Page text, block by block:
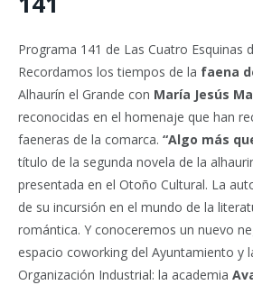
Programa 141 de Las Cuatro Esquinas
Recordamos los tiempos de la faena
Alhaurín el Grande con María Jesús
reconocidas en el homenaje que han
faeneras de la comarca. “Algo más
título de la segunda novela de la
presentada en el Otoño Cultural. La
de su incursión en el mundo de la
romántica. Y conoceremos un nuevo
espacio coworking del Ayuntamiento y
Organización Industrial: la academia